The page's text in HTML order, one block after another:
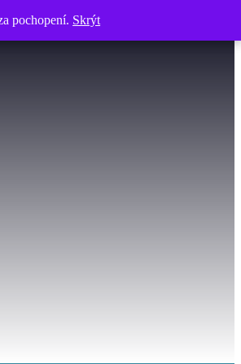
pochopení. Skrýt
pochopení. Skrýt